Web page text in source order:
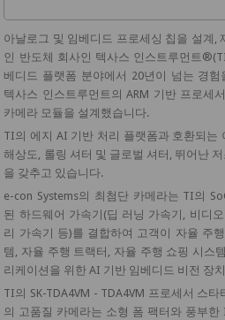
아날로그 및 임베디드 프로세싱 칩을 설계,
인 반도체 회사인 텍사스 인스트루먼트
베디드 플랫폼 분야에서 20년이 넘는 경
텍사스 인스트루먼트의 ARM 기반 프로세
카메라 모듈을 설계했습니다.
TI의 에지 AI 기반 처리 플랫폼과 호환되는
해상도, 롤링 셔터 및 글로벌 셔터, 뛰어난
을 갖추고 있습니다.
e-con Systems의 최첨단 카메라는 TI의
된 하드웨어 가속기(딥 러닝 가속기, 비디
리 가속기 등)를 결합하여 고객이 자율 주
템, 자율 주행 트랙터, 자율 주행 쇼핑 시스
리케이션을 위한 AI 기반 임베디드 비전 장
TI의 SK-TDA4VM - TDA4VM 프로세서 스
의 고품질 카메라는 소형 폼 팩터와 풍부